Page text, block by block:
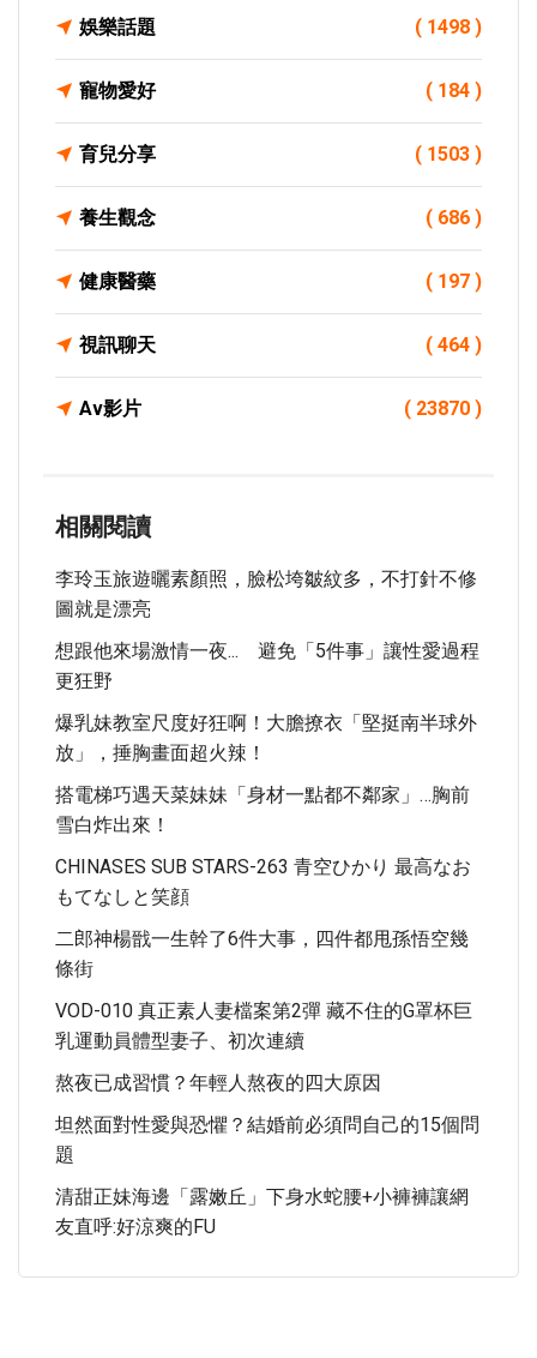
娛樂話題 ( 1498 )
寵物愛好 ( 184 )
育兒分享 ( 1503 )
養生觀念 ( 686 )
健康醫藥 ( 197 )
視訊聊天 ( 464 )
Av影片 ( 23870 )
相關閱讀
李玲玉旅遊曬素顏照，臉松垮皺紋多，不打針不修
圖就是漂亮
想跟他來場激情一夜... 避免「5件事」讓性愛過程
更狂野
爆乳妹教室尺度好狂啊！大膽撩衣「堅挺南半球外
放」，捶胸畫面超火辣！
搭電梯巧遇天菜妹妹「身材一點都不鄰家」…胸前
雪白炸出來！
CHINASES SUB STARS-263 青空ひかり 最高なお
もてなしと笑顔
二郎神楊戩一生幹了6件大事，四件都甩孫悟空幾
條街
VOD-010 真正素人妻檔案第2彈 藏不住的G罩杯巨
乳運動員體型妻子、初次連續
熬夜已成習慣？年輕人熬夜的四大原因
坦然面對性愛與恐懼？結婚前必須問自己的15個問
題
清甜正妹海邊「露嫩丘」下身水蛇腰+小褲褲讓網
友直呼:好涼爽的FU